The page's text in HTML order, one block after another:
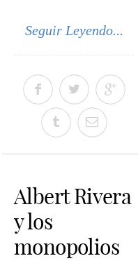
Seguir Leyendo...
Albert Rivera
y los
monopolios